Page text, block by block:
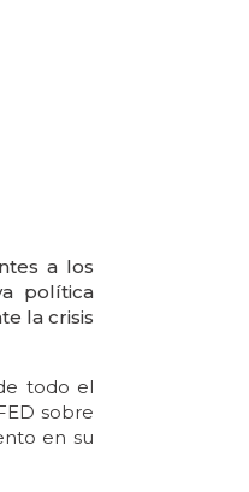
a los
política
la crisis
todo el
sobre
en su